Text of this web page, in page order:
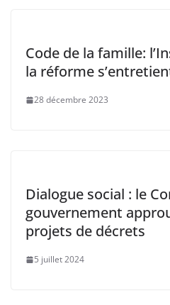
Code de la famille:
la réforme
28 décembre 2023
Dialogue social : le
gouvernement
projets de décrets
5 juillet 2024